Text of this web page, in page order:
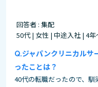
回答者 : 集配
50代 | 女性 | 中途入社 | 4
ジャパンクリニカルサ
ったことは？
40代の転職だったので、